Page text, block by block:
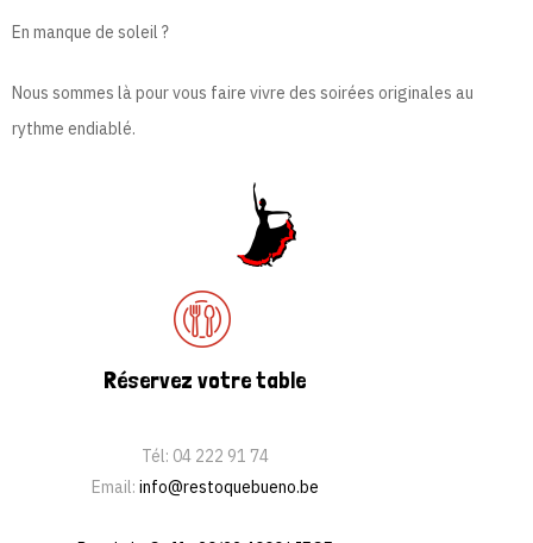
En manque de soleil ?
Nous sommes làpour vous faire vivre des soirées originales au
rythme endiablé.
Réservez votre table
Tél: 04 222 91 74
Email: info@restoquebueno.be